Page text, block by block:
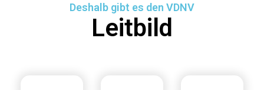
Deshalb gibt es den VDNV
Leitbild